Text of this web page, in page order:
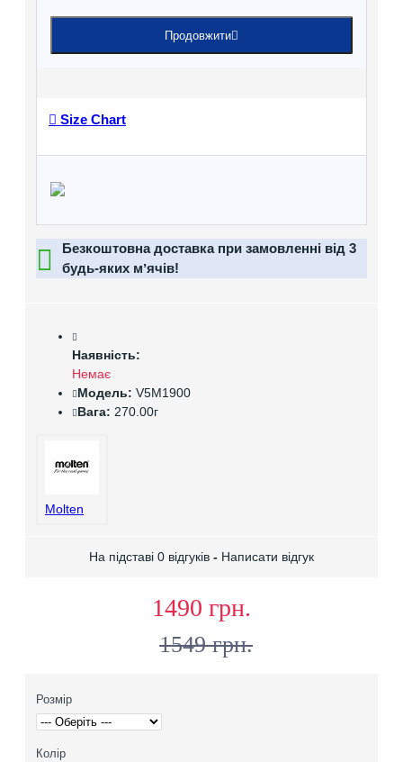
Продовжити
Size Chart
Безкоштовна доставка при замовленні від 3
будь-яких мʼячів!
Наявність:
Немає
Модель: V5M1900
Вага: 270.00г
Molten
На підставі 0 відгуків - Написати відгук
1490 грн.
1549 грн.
Розмір
Колір